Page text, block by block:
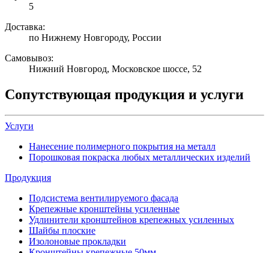
5
Доставка:
по Нижнему Новгороду, России
Самовывоз:
Нижний Новгород, Московское шоссе, 52
Сопутствующая продукция и услуги
Услуги
Нанесение полимерного покрытия на металл
Порошковая покраска любых металлических изделий
Продукция
Подсистема вентилируемого фасада
Крепежные кронштейны усиленные
Удлинители кронштейнов крепежных усиленных
Шайбы плоские
Изолоновые прокладки